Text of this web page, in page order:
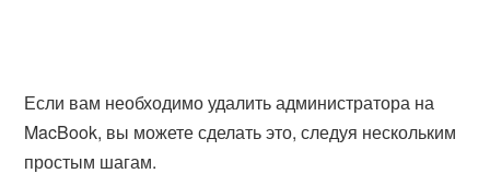
Если вам необходимо удалить администратора на
MacBook, вы можете сделать это, следуя нескольким
простым шагам.